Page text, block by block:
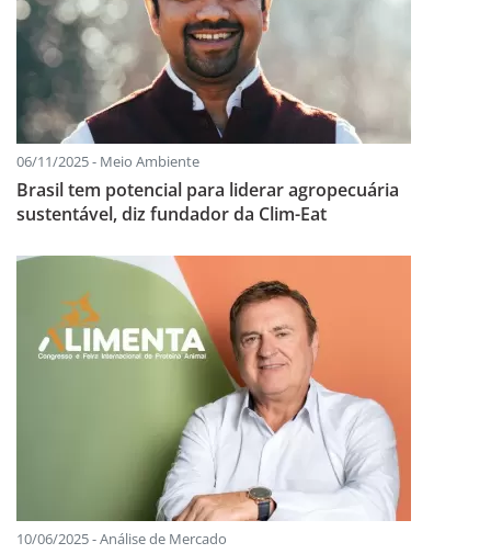
06/11/2025 - Meio Ambiente
Brasil tem potencial para liderar agropecuária
sustentável, diz fundador da Clim-Eat
10/06/2025 - Análise de Mercado